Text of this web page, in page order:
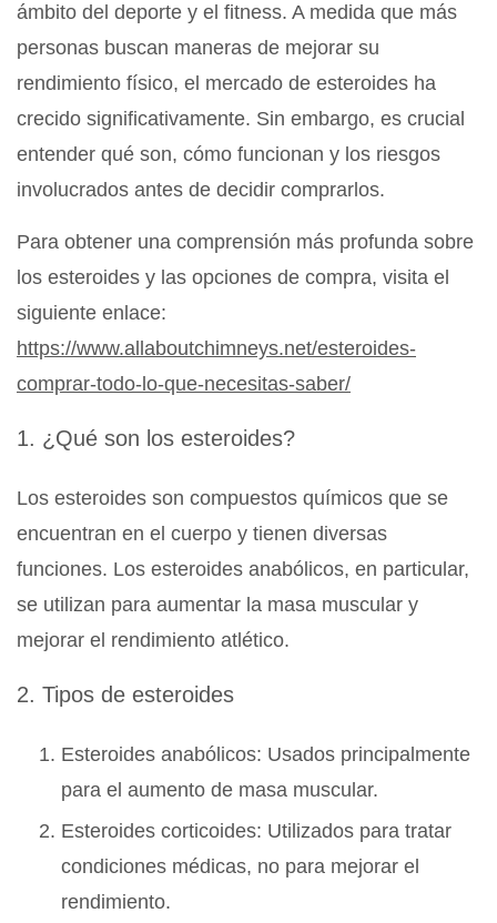
ámbito del deporte y el fitness. A medida que más
personas buscan maneras de mejorar su
rendimiento físico, el mercado de esteroides ha
crecido significativamente. Sin embargo, es crucial
entender qué son, cómo funcionan y los riesgos
involucrados antes de decidir comprarlos.
Para obtener una comprensión más profunda sobre
los esteroides y las opciones de compra, visita el
siguiente enlace:
https://www.allaboutchimneys.net/esteroides-
comprar-todo-lo-que-necesitas-saber/
1. ¿Qué son los esteroides?
Los esteroides son compuestos químicos que se
encuentran en el cuerpo y tienen diversas
funciones. Los esteroides anabólicos, en particular,
se utilizan para aumentar la masa muscular y
mejorar el rendimiento atlético.
2. Tipos de esteroides
Esteroides anabólicos: Usados principalmente
para el aumento de masa muscular.
Esteroides corticoides: Utilizados para tratar
condiciones médicas, no para mejorar el
rendimiento.